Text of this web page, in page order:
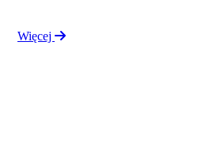
Więcej